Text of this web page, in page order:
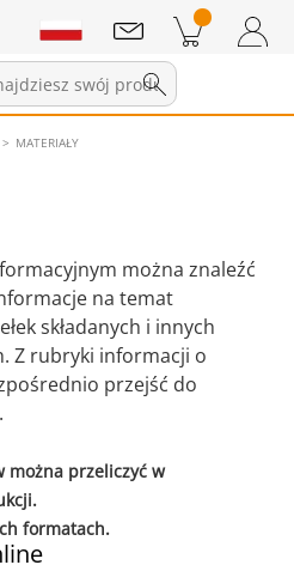
MATERIAŁY
można znaleźć
na temat
składanych i innych
Z rubryki informacji o
przejść do
można przeliczyć w
formatach.